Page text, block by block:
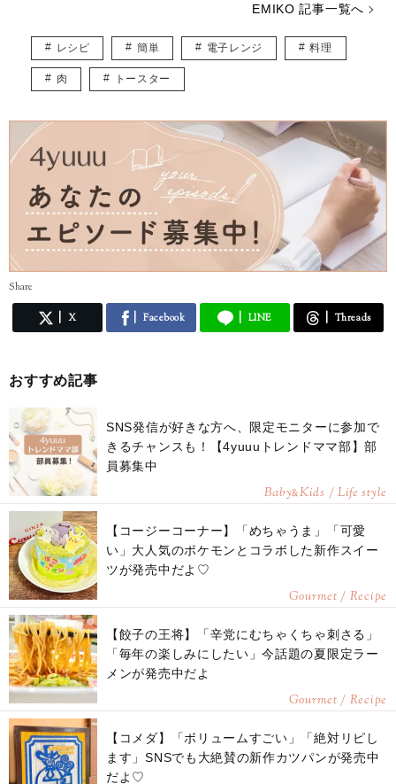
EMIKO 記事一覧へ
レシピ 簡単 電子レンジ 料理
肉 トースター
Share
X Facebook LINE Threads
おすすめ記事
SNS発信が好きな方へ、限定モニターに参加で
きるチャンスも！【4yuuuトレンドママ部】部
員募集中
Baby&Kids / Life style
【コージーコーナー】「めちゃうま」「可愛
い」大人気のポケモンとコラボした新作スイー
ツが発売中だよ♡
Gourmet / Recipe
【餃子の王将】「辛党にむちゃくちゃ刺さる」
「毎年の楽しみにしたい」今話題の夏限定ラー
メンが発売中だよ
Gourmet / Recipe
【コメダ】「ボリュームすごい」「絶対リピし
ます」SNSでも大絶賛の新作カツパンが発売中
だよ♡